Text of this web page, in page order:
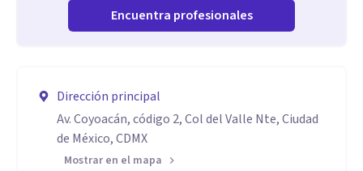
Encuentra profesionales
Dirección principal
Av. Coyoacán, código 2, Col del Valle Nte, Ciudad
de México, CDMX
Mostrar en el mapa